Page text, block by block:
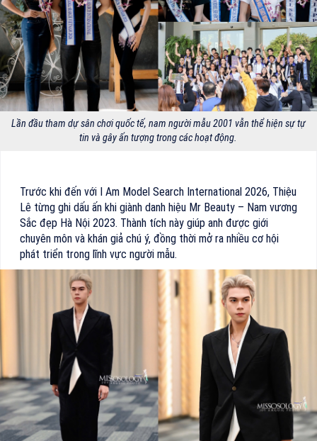
Lần đầu tham dự sân chơi quốc tế, nam người mẫu 2001 vẫn thể hiện sự tự
tin và gây ấn tượng trong các hoạt động.
Trước khi đến với I Am Model Search International 2026, Thiệu
Lê từng ghi dấu ấn khi giành danh hiệu Mr Beauty – Nam vương
Sắc đẹp Hà Nội 2023. Thành tích này giúp anh được giới
chuyên môn và khán giả chú ý, đồng thời mở ra nhiều cơ hội
phát triển trong lĩnh vực người mẫu.